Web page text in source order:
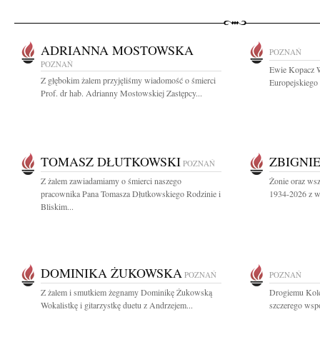
ADRIANNA MOSTOWSKA
POZNAŃ
Z głębokim żalem przyjęliśmy wiadomość o śmierci
Prof. dr hab. Adrianny Mostowskiej Zastępcy...
POZNAŃ
Ewie Kopacz
Europejskiego
TOMASZ DŁUTKOWSKI POZNAŃ
Z żalem zawiadamiamy o śmierci naszego
pracownika Pana Tomasza Dłutkowskiego Rodzinie i
Bliskim...
Żonie oraz
1934-2026 z
DOMINIKA ŻUKOWSKA POZNAŃ
Z żalem i smutkiem żegnamy Dominikę Żukowską
Wokalistkę i gitarzystkę duetu z Andrzejem...
POZNAŃ
Drogiemu
szczerego